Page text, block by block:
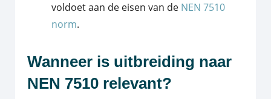
voldoet aan de eisen van de NEN 7510
norm.
Wanneer is uitbreiding naar
NEN 7510 relevant?